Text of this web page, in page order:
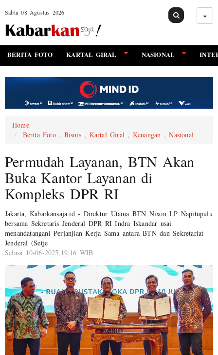
Sabtu 08 Agustus 2026
BERITA FOTO KARTAL GIRAL NASIONAL
Home
Berita Foto , Bisnis , Kartal Giral , Keuangan , Nasional
Permudah Layanan, BTN Akan
Buka Kantor Layanan di
Kompleks DPR RI
Jakarta, Kabarkansaja.id - Direktur Utama BTN Nixon LP Napitupulu
bersama Sekretaris Jenderal DPR RI Indra Iskandar usai
menandatangani Perjanjian Kerja Sama antara BTN dan Sekretariat
Jenderal (Setje
Selasa 10-06-2025,19:16 WIB